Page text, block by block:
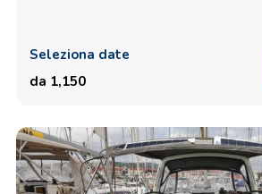
Seleziona date
da 1,150